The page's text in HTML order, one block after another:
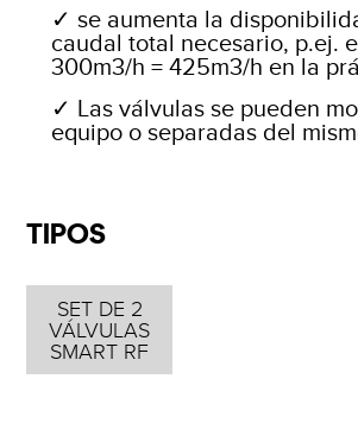
se aumenta la
caudal total necesario, p.ej.
300m3/h = 425m3/h en la
Las válvulas se pueden
equipo o separadas del
TIPOS
SET DE 2
VÁLVULAS
SMART RF